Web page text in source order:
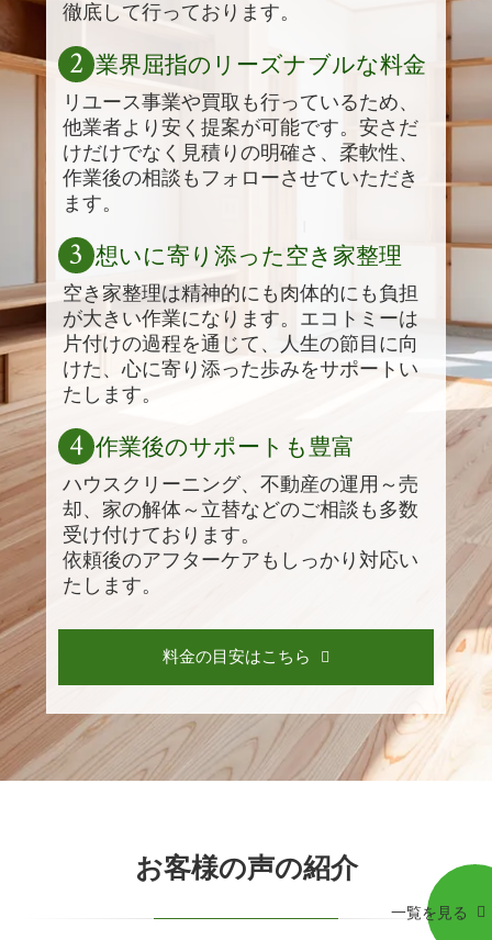
徹底して行っております。
業界屈指のリーズナブルな料金
リユース事業や買取も行っているため、
他業者より安く提案が可能です。安さだ
けだけでなく見積りの明確さ、柔軟性、
作業後の相談もフォローさせていただき
ます。
2
想いに寄り添った空き家整理
空き家整理は精神的にも肉体的にも負担
が大きい作業になります。エコトミーは
片付けの過程を通じて、人生の節目に向
けた、心に寄り添った歩みをサポートい
たします。
3
作業後のサポートも豊富
ハウスクリーニング、不動産の運用～売
却、家の解体～立替などのご相談も多数
受け付けております。
依頼後のアフターケアもしっかり対応い
たします。
4
料金の目安はこちら
お客様の声の紹介
一覧を見る